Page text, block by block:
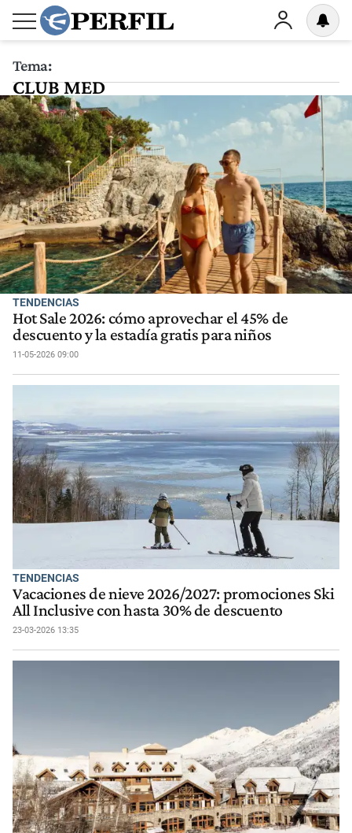
Tema:
CLUB MED
TENDENCIAS
Hot Sale 2026: cómo aprovechar el 45% de
descuento y la estadía gratis para niños
11-05-2026 09:00
TENDENCIAS
Vacaciones de nieve 2026/2027: promociones Ski
All Inclusive con hasta 30% de descuento
23-03-2026 13:35